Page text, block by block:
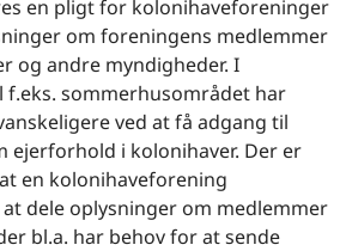
en pligt for kolonihaveforeninger
om foreningens medlemmer
og andre myndigheder. I
sommerhusområdet har
ved at få adgang til
ejerforhold i kolonihaver. Der er
en kolonihaveforening
dele oplysninger om medlemmer
bl.a. har behov for at sende